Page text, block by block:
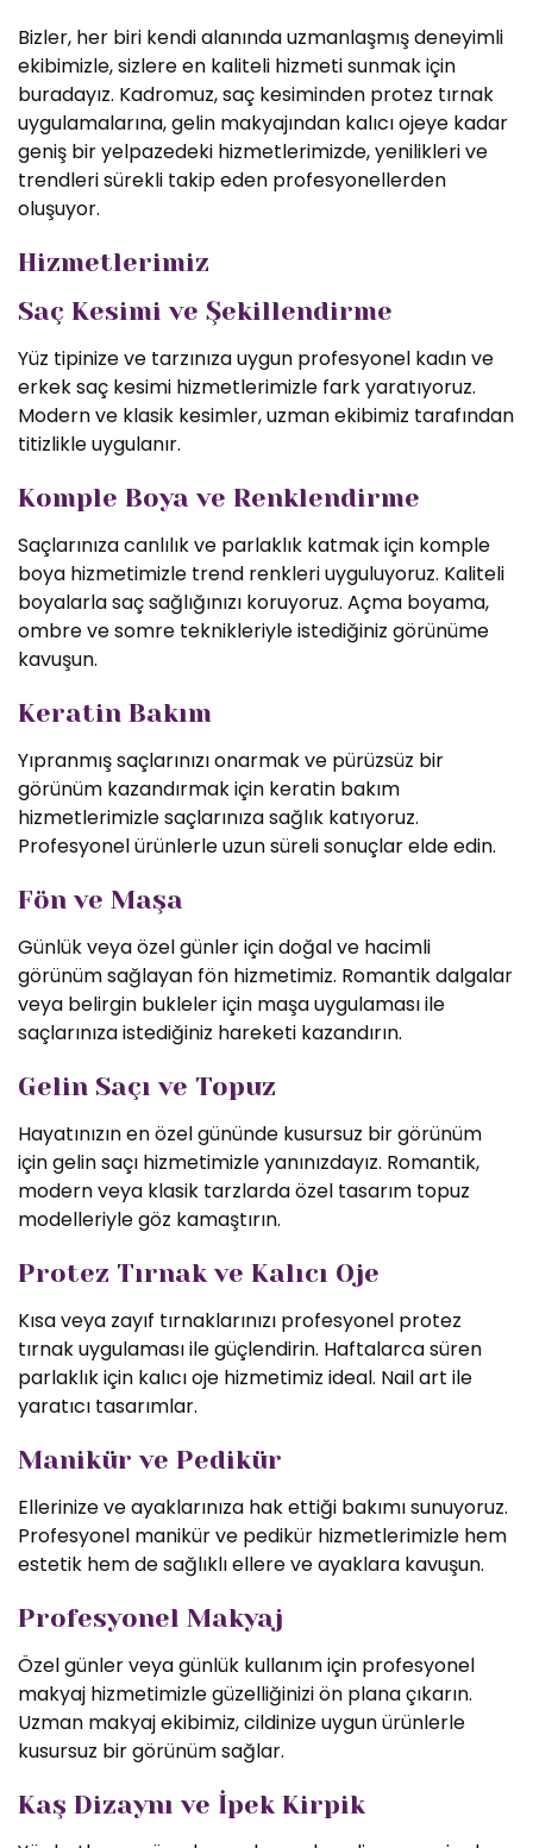
Bizler, her biri kendi alanında uzmanlaşmış deneyimli
ekibimizle, sizlere en kaliteli hizmeti sunmak için
buradayız. Kadromuz, saç kesiminden protez tırnak
uygulamalarına, gelin makyajından kalıcı ojeye kadar
geniş bir yelpazedeki hizmetlerimizde, yenilikleri ve
trendleri sürekli takip eden profesyonellerden
oluşuyor.
Hizmetlerimiz
Saç Kesimi ve Şekillendirme
Yüz tipinize ve tarzınıza uygun profesyonel kadın ve
erkek saç kesimi hizmetlerimizle fark yaratıyoruz.
Modern ve klasik kesimler, uzman ekibimiz tarafından
titizlikle uygulanır.
Komple Boya ve Renklendirme
Saçlarınıza canlılık ve parlaklık katmak için komple
boya hizmetimizle trend renkleri uyguluyoruz. Kaliteli
boyalarla saç sağlığınızı koruyoruz. Açma boyama,
ombre ve somre teknikleriyle istediğiniz görünüme
kavuşun.
Keratin Bakım
Yıpranmış saçlarınızı onarmak ve pürüzsüz bir
görünüm kazandırmak için keratin bakım
hizmetlerimizle saçlarınıza sağlık katıyoruz.
Profesyonel ürünlerle uzun süreli sonuçlar elde edin.
Fön ve Maşa
Günlük veya özel günler için doğal ve hacimli
görünüm sağlayan fön hizmetimiz. Romantik dalgalar
veya belirgin bukleler için maşa uygulaması ile
saçlarınıza istediğiniz hareketi kazandırın.
Gelin Saçı ve Topuz
Hayatınızın en özel gününde kusursuz bir görünüm
için gelin saçı hizmetimizle yanınızdayız. Romantik,
modern veya klasik tarzlarda özel tasarım topuz
modelleriyle göz kamaştırın.
Protez Tırnak ve Kalıcı Oje
Kısa veya zayıf tırnaklarınızı profesyonel protez
tırnak uygulaması ile güçlendirin. Haftalarca süren
parlaklık için kalıcı oje hizmetimiz ideal. Nail art ile
yaratıcı tasarımlar.
Manikür ve Pedikür
Ellerinize ve ayaklarınıza hak ettiği bakımı sunuyoruz.
Profesyonel manikür ve pedikür hizmetlerimizle hem
estetik hem de sağlıklı ellere ve ayaklara kavuşun.
Profesyonel Makyaj
Özel günler veya günlük kullanım için profesyonel
makyaj hizmetimizle güzelliğinizi ön plana çıkarın.
Uzman makyaj ekibimiz, cildinize uygun ürünlerle
kusursuz bir görünüm sağlar.
Kaş Dizaynı ve İpek Kirpik